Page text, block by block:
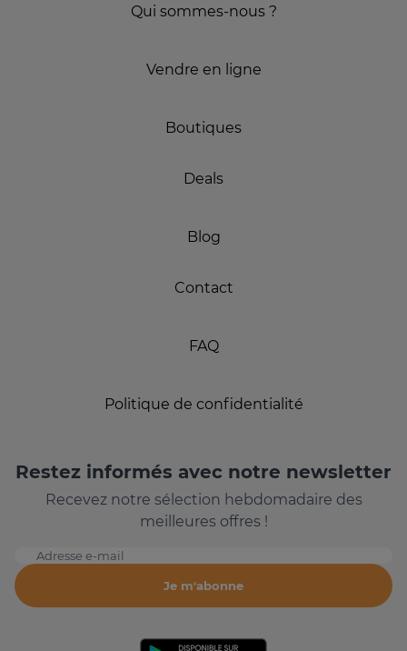
Qui sommes-nous ?
Vendre en ligne
Boutiques
Deals
Blog
Contact
FAQ
Politique de confidentialité
Restez informés avec notre newsletter
Recevez notre sélection hebdomadaire des
meilleures offres !
Adresse e-mail
Je m'abonne